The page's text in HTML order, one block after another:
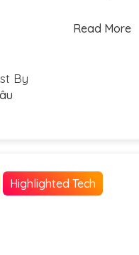
Read More
By
Highlighted Tech